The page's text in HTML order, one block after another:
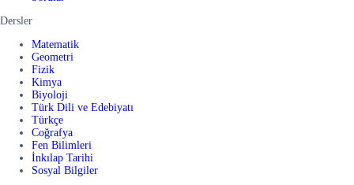
Dersler
Matematik
Geometri
Fizik
Kimya
Biyoloji
Türk Dili ve Edebiyatı
Türkçe
Coğrafya
Fen Bilimleri
İnkılap Tarihi
Sosyal Bilgiler